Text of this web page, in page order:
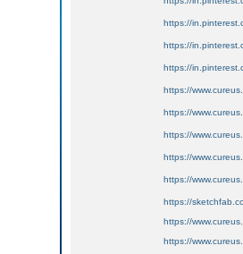
https://
https://
https://
https://
https://
https://
https://
https://
https://
https://
https://